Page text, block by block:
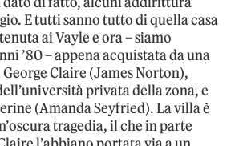
E tutti sanno tutto di quella casa
ai Vayle e ora – siamo
’80 – appena acquistata da una
Claire (James Norton),
privata della zona, e
(Amanda Seyfried). La villa è
tragedia, il che in parte